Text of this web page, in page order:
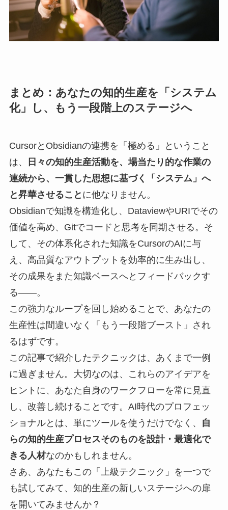
まとめ：あなたの知的生産を「システム
化」し、もう一段階上のステージへ
CursorとObsidianの連携を「極める」ということ
は、
日々の知的生産活動を、場当たり的な作業の
連続から、一貫した思想に基づく「システム」へ
と昇華させること に他なりません。
Obsidianで知識を構造化し、DataviewやURIでその
価値を高め、Gitでコードと思考を同期させる。そ
して、その体系化された知識をCursorのAIに与
え、高品質なアウトプットを効率的に生み出し、
その成果をまた知識ベースへとフィードバックす
る――。
この強力なループを回し始めることで、あなたの
生産性は間違いなく「もう一段階ブースト」され
るはずです。
この記事で紹介したテクニックは、あくまで一例
に過ぎません。大切なのは、これらのアイデアを
ヒントに、あなた自身のワークフローを常に見直
し、改善し続けることです。AI時代のプロフェッ
ショナルとは、単にツールを使うだけでなく、
自
らの知的生産プロセスそのものを設計・最適化で
きる人材なのかもしれません。
さあ、あなたもこの「上級テクニック」を一つで
も試してみて、知的生産の新しいステージへの扉
を開いてみませんか？